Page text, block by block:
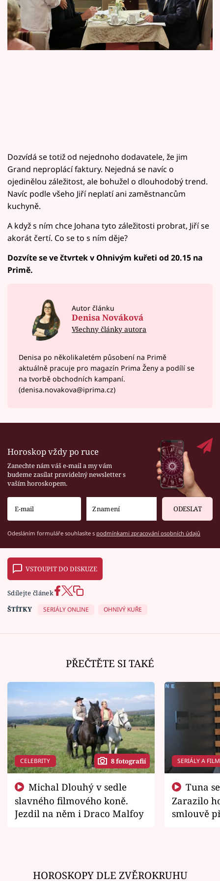
Sledujte prima+
Filmový festival Karlovy Vary
Sledujte nás
Dozvídá se totiž od nejednoho dodavatele, že jim
Grand neproplácí faktury. Nejedná se navíc o
ojedinělou záležitost, ale bohužel o dlouhodobý trend.
Navíc podle všeho Jiří neplatí ani zaměstnancům
kuchyně.
A když s ním chce Johana tyto záležitosti probrat, Jiří se
akorát čertí. Co se to s ním děje?
Dozvíte se ve čtvrtek v Ohnivým kuřeti od 20.15 na
Primě.
Autor článku
Denisa Nováková
Všechny články autora
Denisa po několikaletém působení na Primě
aktuálně pracuje pro magazín Prima Ženy a podílí se
na tvorbě obchodních kampaní.
(denisa.novakova@iprima.cz)
Horoskop vždy po ruce
Zanechte nám váš e-mail a my vám
budeme zasílat pravidelný newsletter s
vaším horoskopem.
ODESLAT
Odesláním formuláře souhlasíte s podmínkami zpracování osobních údajů
VSTOUPIT DO DISKUZE
Sdílejte článek
ŠTÍTKY
SERIÁLY ONLINE OHNIVÝ KUŘE
PŘEČTĚTE SI TAKÉ
CELEBRITY 8 fotografií
slavného filmového koně.
Jezdil na něm i Draco Malfoy
SERIÁLY A
Zarazilo
smlouvě
HOROSKOPY DLE ZVĚROKRUHU